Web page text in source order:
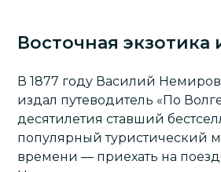
Восточная экзотика
В 1877 году Василий
издал путеводитель «По
десятилетия ставший
популярный туристический
времени — приехать на